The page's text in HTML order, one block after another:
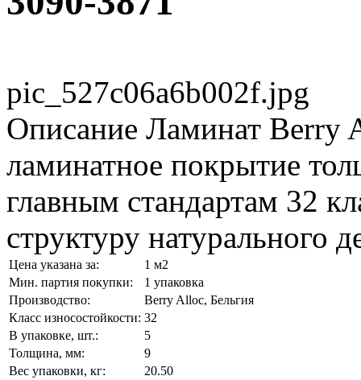
pic_527c06a6b002f.jpg
Описание Ламинат Berry
ламинатное покрытие
главным стандартам 32
структуру натурального
Цена указана за:
1 м2
Мин. партия покупки:
1 упаковка
Производство:
Berry Alloc, Бельгия
Класс износостойкости: 32
В упаковке, шт.:
5
Толщина, мм:
9
Вес упаковки, кг:
20.50